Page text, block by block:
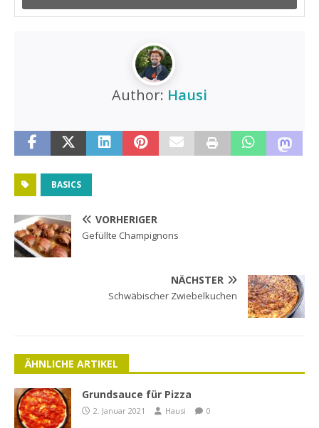
Author: Hausi
BASICS
VORHERIGER
Gefüllte Champignons
NÄCHSTER
Schwäbischer Zwiebelkuchen
ÄHNLICHE ARTIKEL
Grundsauce für Pizza
2. Januar 2021 Hausi 0